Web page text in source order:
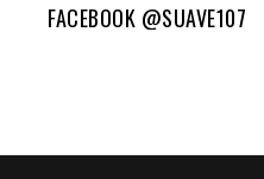
FACEBOOK @SUAVE107